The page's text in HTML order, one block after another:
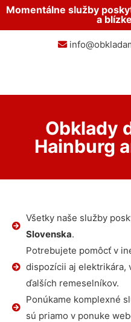
Momentálne služby
a
Obklady
Hainburg
Všetky naše služby
Slovenska.
Potrebujete pomôcť v
dispozícii aj elektrikára,
ďalších remeselníkov.
Ponúkame komplexné
sú priamo v ponuke